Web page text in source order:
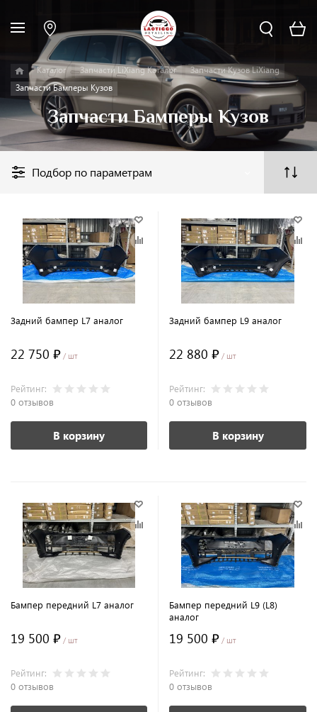
Каталог Запчасти LiXiang Каталог
Запчасти Кузов LiXiang
Запчасти Бамперы Кузов
Запчасти Бамперы Кузов
Подбор по параметрам
Задний бампер L7 аналог
22 750 ₽ / шт
Рейтинг:
0 отзывов
В корзину
Задний бампер L9 аналог
22 880 ₽ / шт
Рейтинг:
0 отзывов
В корзину
Бампер передний L7 аналог
19 500 ₽ / шт
Рейтинг:
0 отзывов
Бампер передний L9 (L8)
аналог
19 500 ₽ / шт
Рейтинг:
0 отзывов